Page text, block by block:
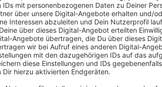
Anzeige
Experten gehen davon aus,
Sie empfehlen Personen ab
vierte Mal impfen zu lassen.
allerdings stehe noch aus,